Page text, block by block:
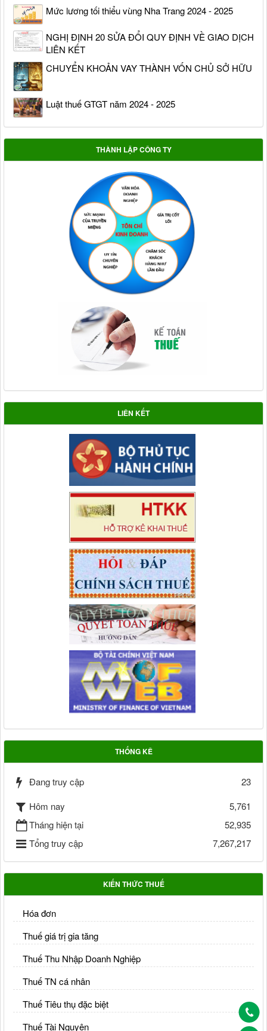
Mức lương tối thiểu vùng Nha Trang 2024 - 2025
NGHỊ ĐỊNH 20 SỬA ĐỔI QUY ĐỊNH VỀ GIAO DỊCH
LIÊN KẾT
CHUYỂN KHOẢN VAY THÀNH VỐN CHỦ SỞ HỮU
Luật thuế GTGT năm 2024 - 2025
THÀNH LẬP CÔNG TY
LIÊN KẾT
THỐNG KÊ
Đang truy cập
23
Hôm nay
5,761
Tháng hiện tại
52,935
Tổng truy cập
7,267,217
KIẾN THỨC THUẾ
Hóa đơn
Thuế giá trị gia tăng
Thuế Thu Nhập Doanh Nghiệp
Thuế TN cá nhân
Thuế Tiêu thụ đặc biệt
Thuế Tài Nguyên